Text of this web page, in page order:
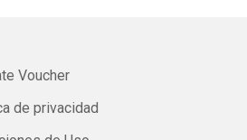
Voucher
de privacidad